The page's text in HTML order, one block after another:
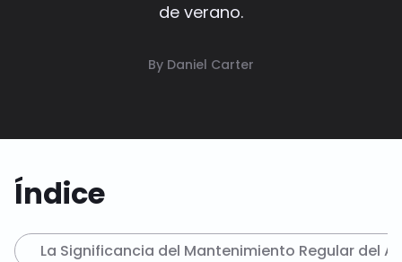
de verano.
By Daniel Carter
Índice
La Significancia del Mantenimiento Regular del